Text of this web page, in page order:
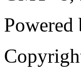
Powered